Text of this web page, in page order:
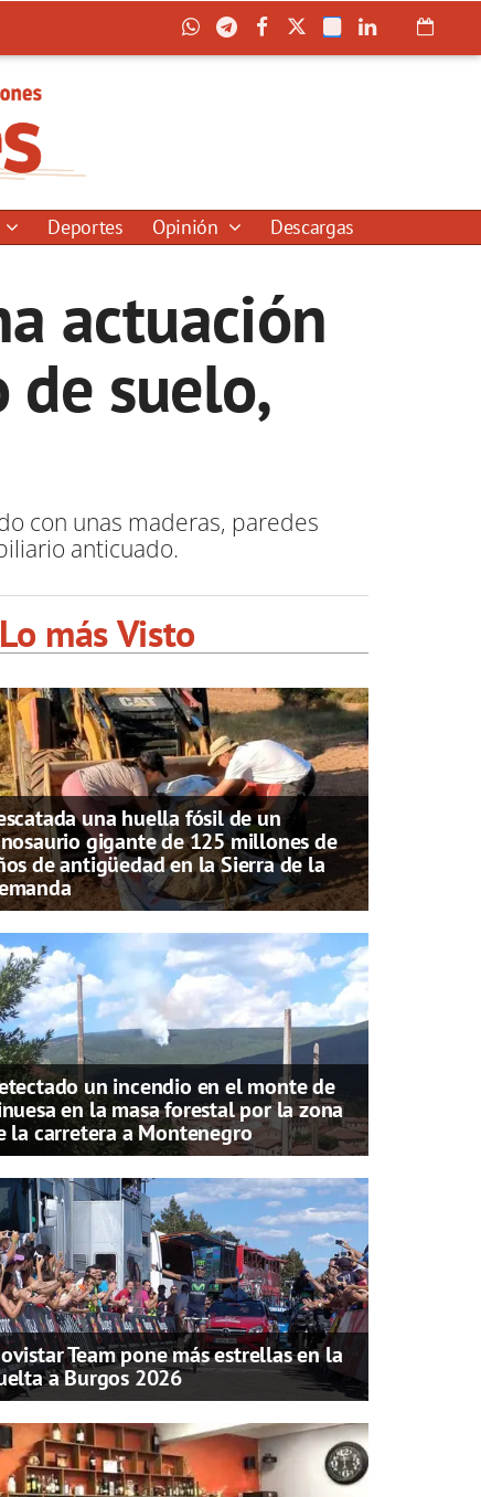
Deportes Opinión Descargas
actuación
suelo,
con unas maderas, paredes
anticuado.
Lo más Visto
una huella fósil de un
gigante de 125 millones de
de antigüedad en la Sierra de la
un incendio en el monte de
en la masa forestal por la zona
la carretera a Montenegro
Team pone más estrellas en la
a Burgos 2026